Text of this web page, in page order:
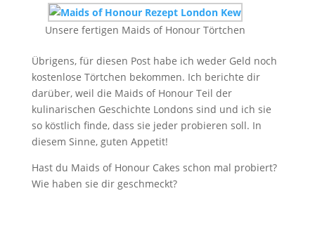
Unsere fertigen Maids of Honour Törtchen
Übrigens, für diesen Post habe ich weder Geld noch
kostenlose Törtchen bekommen. Ich berichte dir
darüber, weil die Maids of Honour Teil der
kulinarischen Geschichte Londons sind und ich sie
so köstlich finde, dass sie jeder probieren soll. In
diesem Sinne, guten Appetit!
Hast du Maids of Honour Cakes schon mal probiert?
Wie haben sie dir geschmeckt?